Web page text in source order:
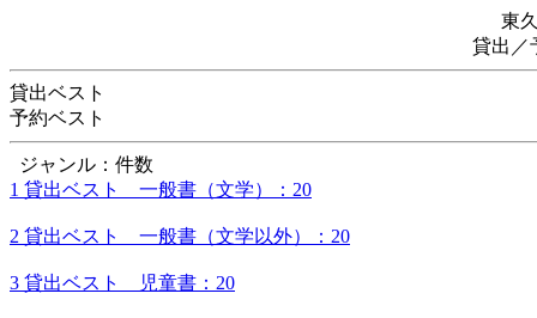
東
貸出／
貸出ベスト
予約ベスト
ジャンル：件数
1 貸出ベスト 一般書（文学）：20
2 貸出ベスト 一般書（文学以外）：20
3 貸出ベスト 児童書：20